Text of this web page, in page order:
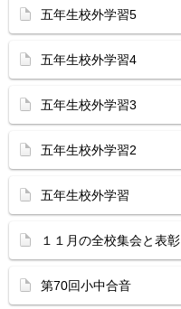
五年生校外学習5
五年生校外学習4
五年生校外学習3
五年生校外学習2
五年生校外学習
１１月の全校集会と表彰
第70回小中合音